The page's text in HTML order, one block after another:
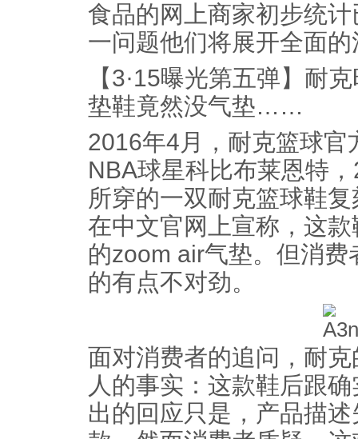
食品的网上商家初步统
一问题他们将展开全面
【3·15曝光第五弹】耐
垫鞋竟然没气垫……
2016年4月，耐克篮球
NBA球星科比布莱恩特
所穿的一双耐克篮球鞋
在中文官网上宣称，这
的zoom air气垫。但消
的有点不对劲。
面对消费者的追问，耐
人的事实：这款鞋后跟
出的回应只是，产品描